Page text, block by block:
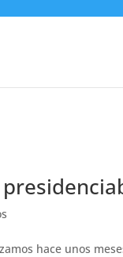
hace unos